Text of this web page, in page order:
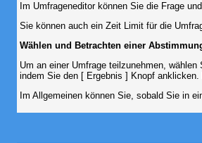
Im Umfrageneditor können Sie die Frage
Sie können auch ein Zeit Limit für die
Wählen und Betrachten einer
Um an einer Umfrage teilzunehmen,
indem Sie den [ Ergebnis ] Knopf
Im Allgemeinen können Sie, sobald Sie in